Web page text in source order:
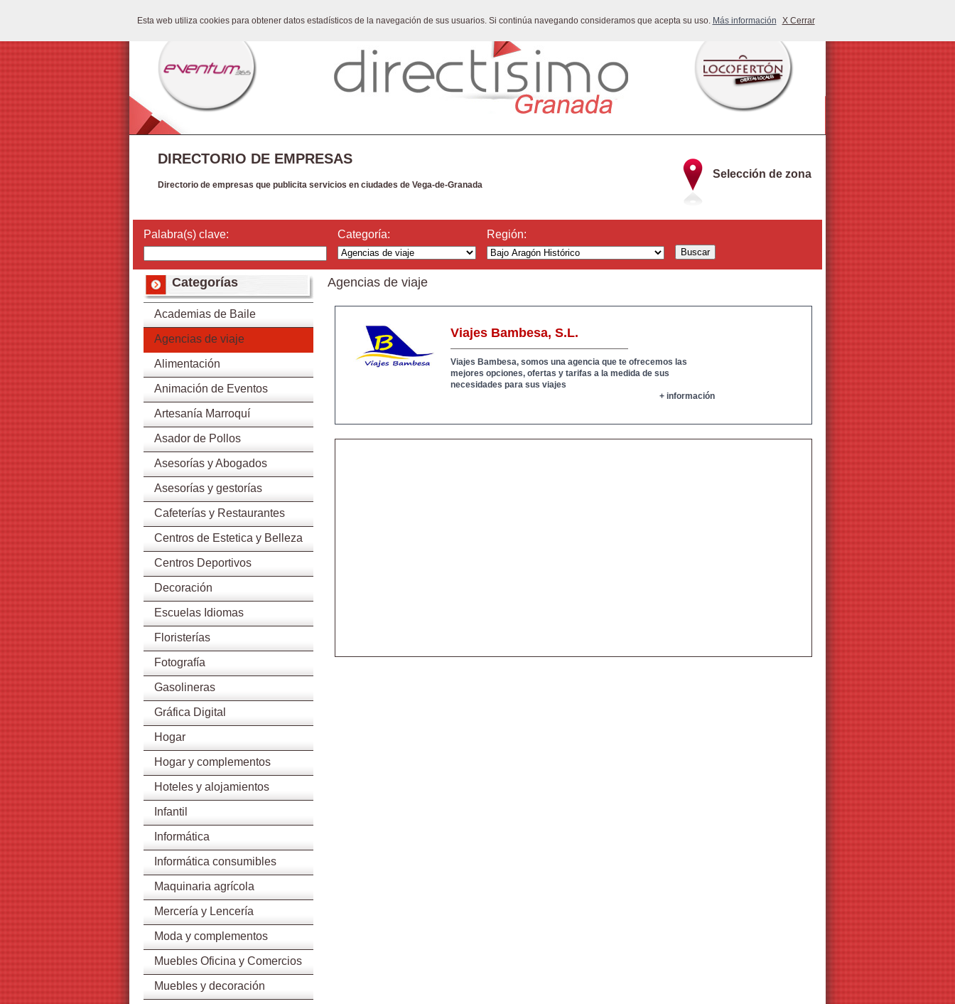
Esta web utiliza cookies para obtener datos estadísticos de la navegación de sus usuarios. Si continúa navegando consideramos que acepta su uso. Más información X Cerrar
Selección de zona
DIRECTORIO DE EMPRESAS
Directorio de empresas que publicita servicios en ciudades de Vega-de-Granada
Palabra(s) clave: Categoría: Región:
Categorías
Academias de Baile
Agencias de viaje
Alimentación
Animación de Eventos
Artesanía Marroquí
Asador de Pollos
Asesorías y Abogados
Asesorías y gestorías
Cafeterías y Restaurantes
Centros de Estetica y Belleza
Centros Deportivos
Decoración
Escuelas Idiomas
Floristerías
Fotografía
Gasolineras
Gráfica Digital
Hogar
Hogar y complementos
Hoteles y alojamientos
Infantil
Informática
Informática consumibles
Maquinaria agrícola
Mercería y Lencería
Moda y complementos
Muebles Oficina y Comercios
Muebles y decoración
Agencias de viaje
Viajes Bambesa, S.L.
Viajes Bambesa, somos una agencia que te ofrecemos las
mejores opciones, ofertas y tarifas a la medida de sus
necesidades para sus viajes
+ información